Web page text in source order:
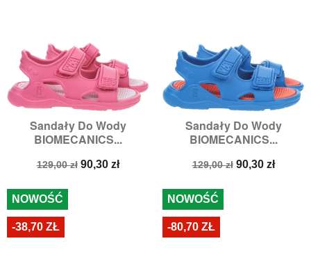
Sandały Do Wody
BIOMECANICS...
Cena
129,00 zł Cena
90,30 zł
Sandały Do Wody
BIOMECANICS...
Cena
129,00 zł Cena
90,30 zł
NOWOŚĆ
-38,70 ZŁ
NOWOŚĆ
-80,70 ZŁ